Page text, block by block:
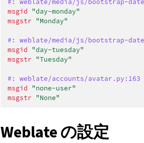
msgid "day-monday"
msgstr "Monday"
#: weblate/media/js/bootstrap-
msgid "day-tuesday"
msgstr "Tuesday"
#: weblate/accounts/avatar.py:163
msgid "none-user"
msgstr "None"
Weblate の設定